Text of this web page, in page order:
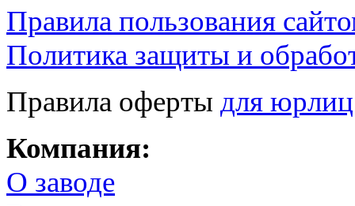
Правила пользования
Политика защиты и
Правила оферты для
Компания:
О заводе